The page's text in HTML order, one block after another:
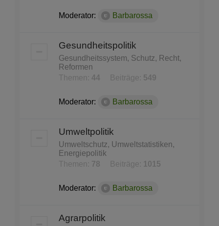
Moderator: Barbarossa
Gesundheitspolitik
Gesundheitssystem, Schutz, Recht,
Reformen
Themen: 44 Beiträge: 549
Moderator: Barbarossa
Umweltpolitik
Umweltschutz, Umweltstatistiken,
Energiepolitik
Themen: 78 Beiträge: 1015
Moderator: Barbarossa
Agrarpolitik